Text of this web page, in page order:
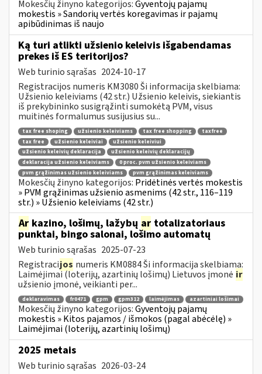
Mokesčių žinyno kategorijos:Gyventojų pajamų
mokestis » Sandorių vertės koregavimas ir pajamų
apibūdinimas iš naujo
Ką turi atlikti užsienio keleivis išgabendamas
prekes iš ES teritorijos?
Web turinio sąrašas 2024-10-17
Registracijos numeris KM3080 Ši informacija skelbiama:
Užsienio keleiviams (42 str.) Užsienio keleivis, siekiantis
iš prekybininko susigrąžinti sumokėtą PVM, visus
muitinės formalumus susijusius su...
tax free shoping užsienio keleiviams tax free shopping
taxfree
tax free
užsienio keleiviai
užsienio keleiviui
užsienio keleivių deklaracija
užsienio keleivių deklaracijų
deklaracija užsienio keleiviams
0 proc. pvm užsienio keleiviams
pvm grąžinimas užsienio keleiviams
pvm grąžinimas keleiviams
Mokesčių žinyno kategorijos: Pridėtinės vertės mokestis
» PVM grąžinimas užsienio asmenims (42 str., 116–119
str.) » Užsienio keleiviams (42 str.)
Ar kazino, lošimų, lažybų ar totalizatoriaus
punktai, bingo salonai, lošimo automatų
Web turinio sąrašas 2025-07-23
Registracijos numeris KM0884 Ši informacija skelbiama:
Laimėjimai (loterijų, azartinių lošimų) Lietuvos įmonė ir
užsienio įmonė, veikianti per...
deklaravimas fr0471 gpm gpm312 laimėjimas azartiniai lošimai
Mokesčių žinyno kategorijos:Gyventojų pajamų
mokestis » Kitos pajamos / išmokos (pagal abėcėlę) »
Laimėjimai (loterijų, azartinių lošimų)
2025 metais
Web turinio sąrašas 2026-03-24